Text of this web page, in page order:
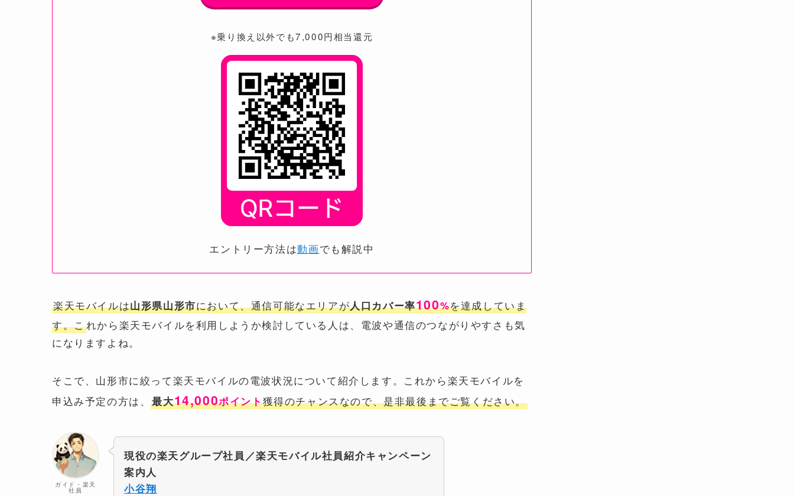
※乗り換え以外でも7,000円相当還元
エントリー方法は動画でも解説中
楽天モバイルは山形県山形市において、通信可能なエリアが人口カバー率100%を達成していま
す。これから楽天モバイルを利用しようか検討している人は、電波や通信のつながりやすさも気
になりますよね。
そこで、山形市に絞って楽天モバイルの電波状況について紹介します。これから楽天モバイルを
申込み予定の方は、最大14,000ポイント獲得のチャンスなので、是非最後までご覧ください。
ガイド・楽天
社員
現役の楽天グループ社員／楽天モバイル社員紹介キャンペーン
案内人
小谷翔